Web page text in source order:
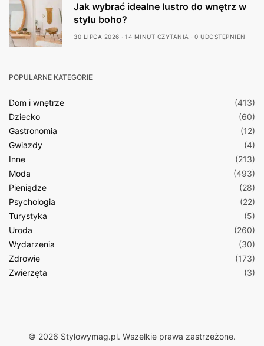
Jak wybrać idealne lustro do wnętrz w
stylu boho?
30 LIPCA 2026 14 MINUT CZYTANIA 0 UDOSTĘPNIEŃ
POPULARNE KATEGORIE
Dom i wnętrze
(413)
Dziecko
(60)
Gastronomia
(12)
Gwiazdy
(4)
Inne
(213)
Moda
(493)
Pieniądze
(28)
Psychologia
(22)
Turystyka
(5)
Uroda
(260)
Wydarzenia
(30)
Zdrowie
(173)
Zwierzęta
(3)
© 2026 Stylowymag.pl. Wszelkie prawa zastrzeżone.